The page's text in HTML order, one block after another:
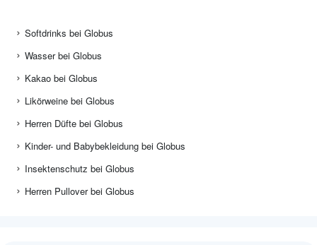
Softdrinks bei Globus
Wasser bei Globus
Kakao bei Globus
Likörweine bei Globus
Herren Düfte bei Globus
Kinder- und Babybekleidung bei Globus
Insektenschutz bei Globus
Herren Pullover bei Globus